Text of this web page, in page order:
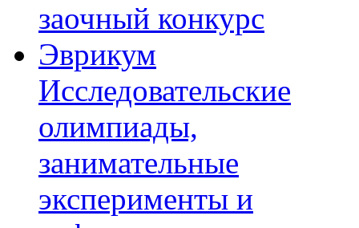
заочный конкурс
Эврикум
Исследовательские
олимпиады,
занимательные
эксперименты и